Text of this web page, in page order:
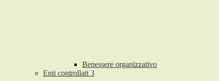
Benessere organizzativo
Enti controllati 3